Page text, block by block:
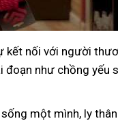
kết nối với người
như chồng yếu
một mình, ly